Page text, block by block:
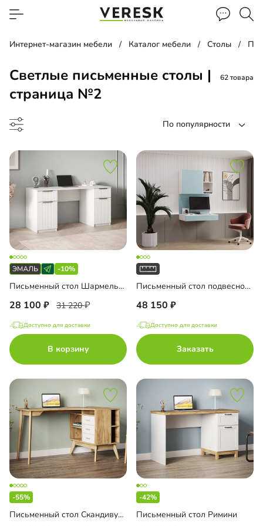
Интернет-магазин мебели Каталог мебели Столы
Светлые письменные столы |
страница №2
62 товара
По популярности
стол
стол подвесной
зона
до
до
до
-10%
Письменный стол Шармель-2 Лайф Эмаль
28 100 31 220
Доступно для доставки
В корзину
Письменный стол подвесной Мобаро-6
48 150
Доступно для доставки
Заказать
-55%
Письменный стол Скандивуд-3
-42%
Письменный стол Римини